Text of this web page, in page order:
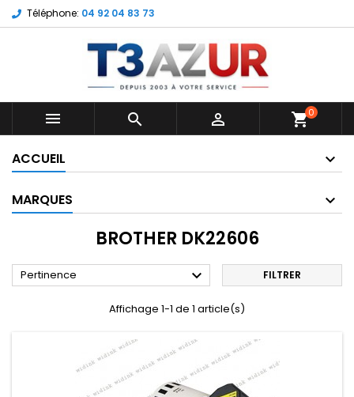
Téléphone: 04 92 04 83 73
   shopping_cart0
ACCUEIL
MARQUES
BROTHER DK22606
Pertinence  FILTRER
Affichage 1-1 de 1 article(s)